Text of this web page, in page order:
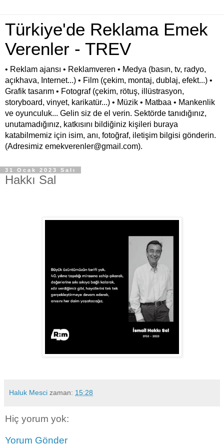
Türkiye'de Reklama Emek
Verenler - TREV
• Reklam ajansı • Reklamveren • Medya (basın, tv, radyo,
açıkhava, Internet...) • Film (çekim, montaj, dublaj, efekt...) •
Grafik tasarım • Fotograf (çekim, rötuş, illüstrasyon,
storyboard, vinyet, karikatür...) • Müzik • Matbaa • Mankenlik
ve oyunculuk... Gelin siz de el verin. Sektörde tanıdığınız,
unutamadığınız, katkısını bildiğiniz kişileri buraya
katabilmemiz için isim, anı, fotoğraf, iletişim bilgisi gönderin.
(Adresimiz emekverenler@gmail.com).
31 Ocak 2023 Salı
Hakkı Sal
Haluk Mesci zaman: 15:28
Hiç yorum yok:
Yorum Gönder